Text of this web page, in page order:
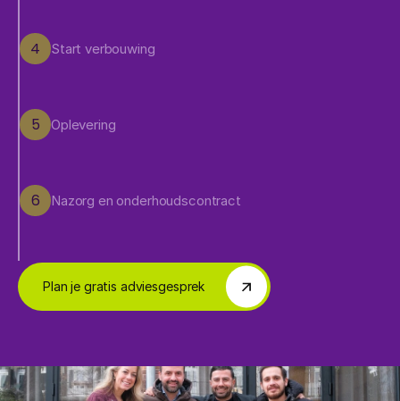
4 Start verbouwing
5 Oplevering
6 Nazorg en onderhoudscontract
Plan je gratis adviesgesprek